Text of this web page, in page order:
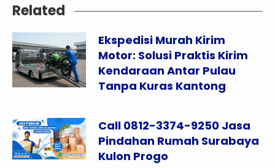
Related
Ekspedisi Murah Kirim
Motor: Solusi Praktis Kirim
Kendaraan Antar Pulau
Tanpa Kuras Kantong
Call 0812-3374-9250 Jasa
Pindahan Rumah Surabaya
Kulon Progo